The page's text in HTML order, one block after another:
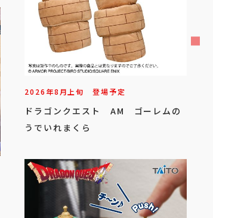
2026年8月上旬 登場予定
ドラゴンクエスト AM ゴーレムの
うでいれまくら